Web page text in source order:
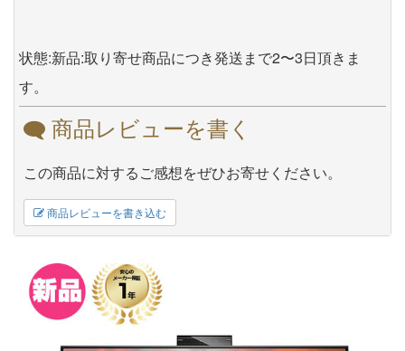
状態:新品:取り寄せ商品につき発送まで2〜3日頂きま
す。
商品レビューを書く
この商品に対するご感想をぜひお寄せください。
商品レビューを書き込む